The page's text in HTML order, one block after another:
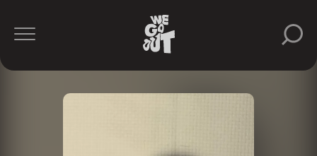
Tamo
https://www.instagram.com/tjtamojunto/